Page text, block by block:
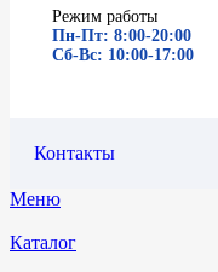
Режим работы
Пн-Пт: 8:00-20:00
Сб-Вс: 10:00-17:00
Контакты
Меню
Каталог